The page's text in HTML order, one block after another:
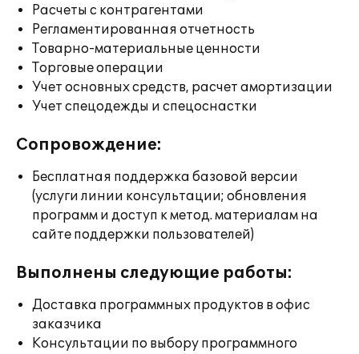
Расчеты с контрагентами
Регламентированная отчетность
Товарно-материальные ценности
Торговые операции
Учет основных средств, расчет амортизации
Учет спецодежды и спецоснастки
Сопровождение:
Бесплатная поддержка базовой версии
(услуги линии консультации; обновления
программ и доступ к метод. материалам на
сайте поддержки пользователей)
Выполнены следующие работы:
Доставка программных продуктов в офис
заказчика
Консультации по выбору программного